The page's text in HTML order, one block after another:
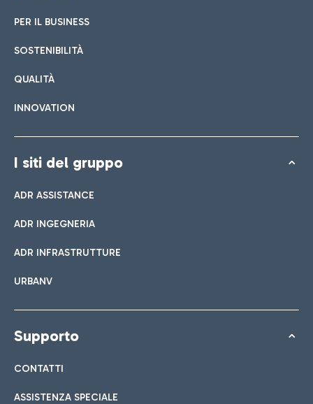
PER IL BUSINESS
SOSTENIBILITÀ
QUALITÀ
INNOVATION
I siti del gruppo
ADR ASSISTANCE
ADR INGEGNERIA
ADR INFRASTRUTTURE
URBANV
Supporto
CONTATTI
ASSISTENZA SPECIALE